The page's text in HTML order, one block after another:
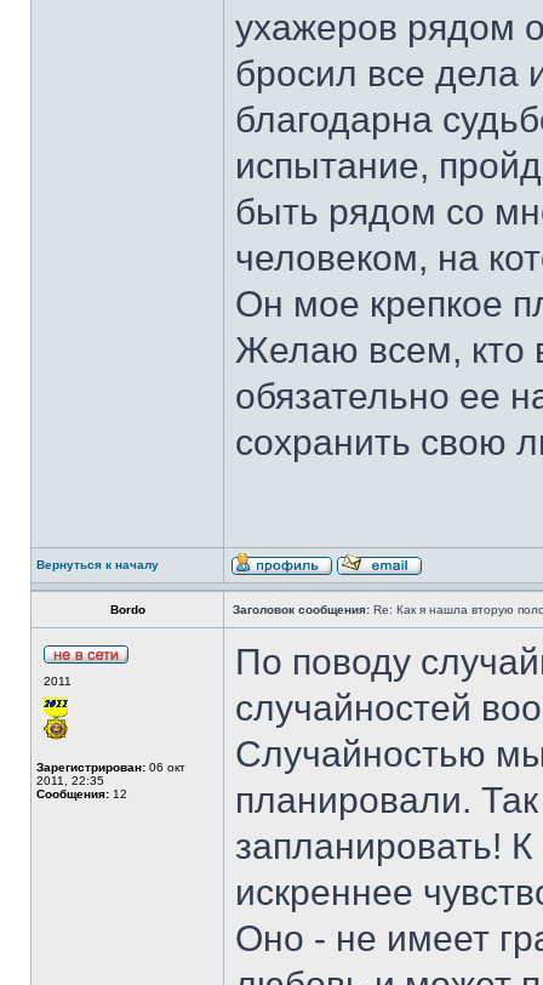
ухажеров рядом
бросил все дела
благодарна
испытание,
быть рядом со
человеком, на
Он мое крепкое
Желаю всем, кто
обязательно ее
сохранить свою
Вернуться к началу
Bordo Заголовок сообщения: Re: Как я нашла вторую
2011
Зарегистрирован: 06 окт
2011, 22:35
Сообщения: 12
По поводу
случайностей
Случайностью
планировали.
запланировать!
искреннее
Оно - не имеет